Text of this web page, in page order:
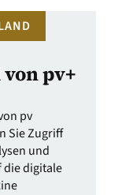
pv+
pv
Sie Zugriff
und
die digitale